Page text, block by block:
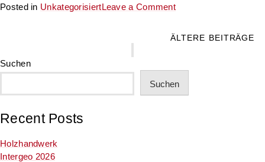
Posted in UnkategorisiertLeave a Commenton
ÄLTERE BEITRÄGE
Suchen
Suchen
Recent Posts
Holzhandwerk
Intergeo 2026